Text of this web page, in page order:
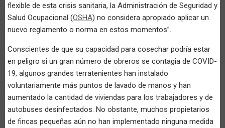
flexible de esta crisis sanitaria, la Administración de Seguridad y
Salud Ocupacional (OSHA) no considera apropiado aplicar un
nuevo reglamento o norma en estos momentos”.
Conscientes de que su capacidad para cosechar podría estar
en peligro si un gran número de obreros se contagia de COVID-
19, algunos grandes terratenientes han instalado
voluntariamente más puntos de lavado de manos y han
aumentado la cantidad de viviendas para los trabajadores y de
autobuses desinfectados. No obstante, muchos propietarios
de fincas pequeñas aún no han implementado ninguna medida